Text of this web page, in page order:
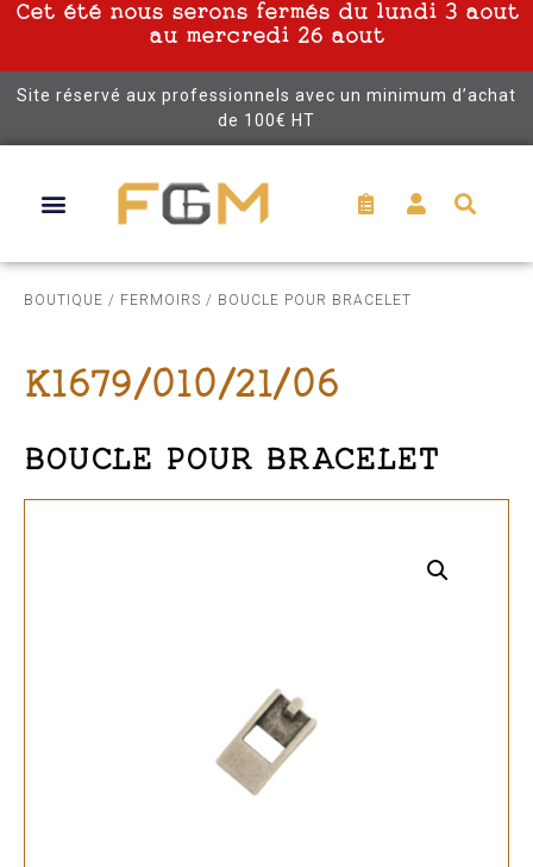
Cet été nous serons fermés du lundi 3 aout
au mercredi 26 aout
Site réservé aux professionnels avec un minimum d’achat
de 100€ HT
BOUTIQUE / FERMOIRS / BOUCLE POUR BRACELET
K1679/010/21/06
BOUCLE POUR BRACELET